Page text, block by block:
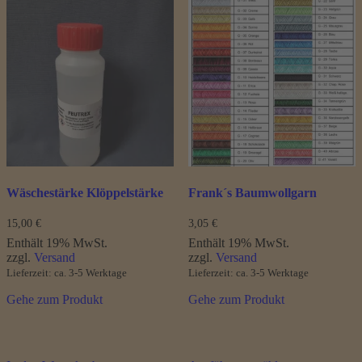
Wäschestärke Klöppelstärke
15,00 €
Enthält 19% MwSt.
zzgl. Versand
Lieferzeit: ca. 3-5 Werktage
Gehe zum Produkt
weist
mehrere
Varianten
auf.
Die
Optionen
können
auf
der
Produktseite
gewählt
werden
Frank´s Baumwollgarn
3,05 €
Enthält 19% MwSt.
zzgl. Versand
Lieferzeit: ca. 3-5 Werktage
Gehe zum Produkt